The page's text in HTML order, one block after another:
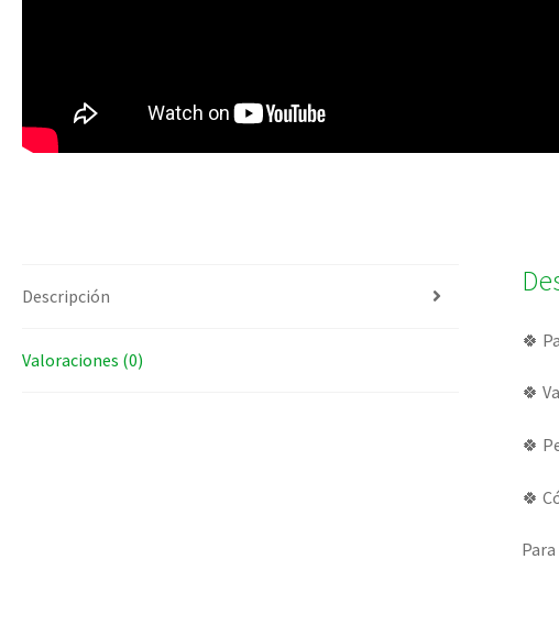
Descripción
Valoraciones (0)
🍀
🍀
🍀
🍀